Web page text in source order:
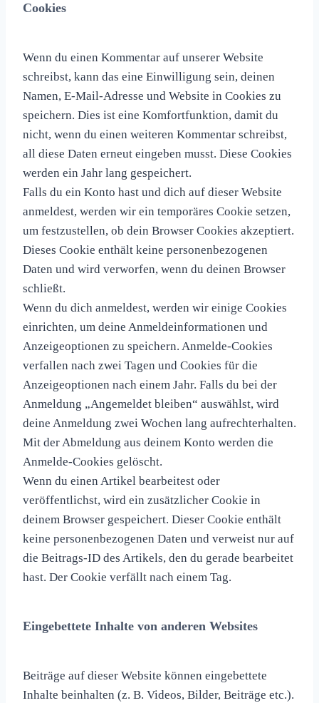
Cookies
Wenn du einen Kommentar auf unserer Website
schreibst, kann das eine Einwilligung sein, deinen
Namen, E-Mail-Adresse und Website in Cookies zu
speichern. Dies ist eine Komfortfunktion, damit du
nicht, wenn du einen weiteren Kommentar schreibst,
all diese Daten erneut eingeben musst. Diese Cookies
werden ein Jahr lang gespeichert.
Falls du ein Konto hast und dich auf dieser Website
anmeldest, werden wir ein temporäres Cookie setzen,
um festzustellen, ob dein Browser Cookies akzeptiert.
Dieses Cookie enthält keine personenbezogenen
Daten und wird verworfen, wenn du deinen Browser
schließt.
Wenn du dich anmeldest, werden wir einige Cookies
einrichten, um deine Anmeldeinformationen und
Anzeigeoptionen zu speichern. Anmelde-Cookies
verfallen nach zwei Tagen und Cookies für die
Anzeigeoptionen nach einem Jahr. Falls du bei der
Anmeldung „Angemeldet bleiben“ auswählst, wird
deine Anmeldung zwei Wochen lang aufrechterhalten.
Mit der Abmeldung aus deinem Konto werden die
Anmelde-Cookies gelöscht.
Wenn du einen Artikel bearbeitest oder
veröffentlichst, wird ein zusätzlicher Cookie in
deinem Browser gespeichert. Dieser Cookie enthält
keine personenbezogenen Daten und verweist nur auf
die Beitrags-ID des Artikels, den du gerade bearbeitet
hast. Der Cookie verfällt nach einem Tag.
Eingebettete Inhalte von anderen Websites
Beiträge auf dieser Website können eingebettete
Inhalte beinhalten (z. B. Videos, Bilder, Beiträge etc.).